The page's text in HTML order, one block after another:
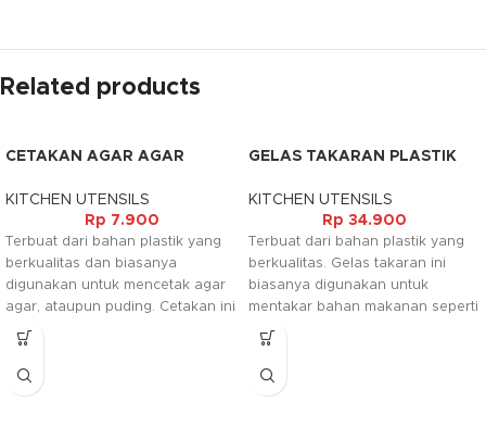
Related products
CETAKAN AGAR AGAR
KITCHEN UTENSILS
Rp 7.900
Terbuat dari bahan plastik yang
berkualitas dan biasanya
digunakan untuk mencetak agar
agar, ataupun puding. Cetakan ini
aman digunakan dan mudah
untuk dibersihkan.
GELAS TAKARAN PLASTIK
KITCHEN UTENSILS
Rp 34.900
Terbuat dari bahan plastik yang
berkualitas. Gelas takaran ini
biasanya digunakan untuk
mentakar bahan makanan seperti
tepung, beras, gula maupun
bahan makanan lainnya. Alat ini
sangat membantu ibu rumah